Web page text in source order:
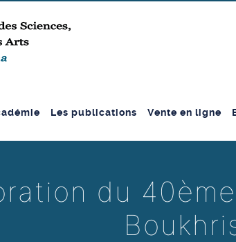
Les publications Vente en ligne
du